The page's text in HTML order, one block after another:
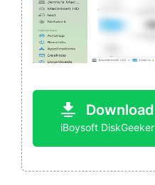
Download
iBoysoft DiskGeeker